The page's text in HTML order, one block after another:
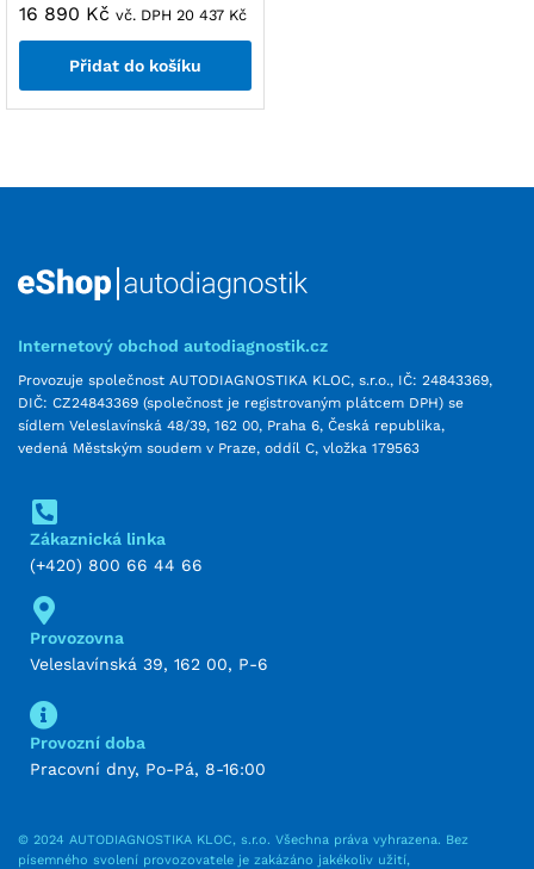
16 890 Kč vč. DPH 20 437 Kč
Přidat do košíku
Internetový obchod autodiagnostik.cz
Provozuje společnost AUTODIAGNOSTIKA KLOC, s.r.o., IČ: 24843369,
DIČ: CZ24843369 (společnost je registrovaným plátcem DPH) se
sídlem Veleslavínská 48/39, 162 00, Praha 6, Česká republika,
vedená Městským soudem v Praze, oddíl C, vložka 179563
Zákaznická linka
(+420) 800 66 44 66
Provozovna
Veleslavínská 39, 162 00, P-6
Provozní doba
Pracovní dny, Po-Pá, 8-16:00
© 2024 AUTODIAGNOSTIKA KLOC, s.r.o. Všechna práva vyhrazena. Bez
písemného svolení provozovatele je zakázáno jakékoliv užití,